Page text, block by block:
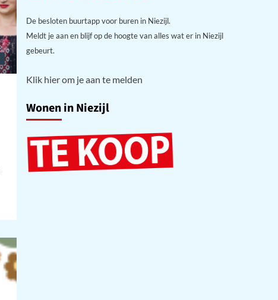
De besloten buurtapp voor buren in Niezijl.
Meldt je aan en blijf op de hoogte van alles wat er in Niezijl
gebeurt.
Klik hier om je aan te melden
Wonen in Niezijl